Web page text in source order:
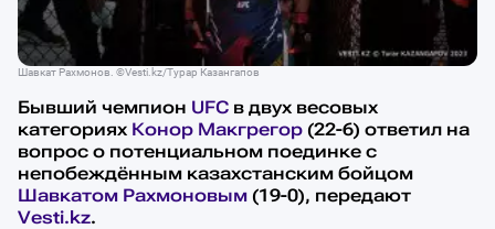
Шавкат Рахмонов. ©Vesti.kz/Турар Казангапов
Бывший чемпион UFC в двух весовых
категориях Конор Макгрегор (22-6) ответил на
вопрос о потенциальном поединке с
непобеждённым казахстанским бойцом
Шавкатом Рахмоновым (19-0), передают
Vesti.kz.